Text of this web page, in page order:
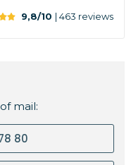
9,8/10 | 463 reviews
mail:
80